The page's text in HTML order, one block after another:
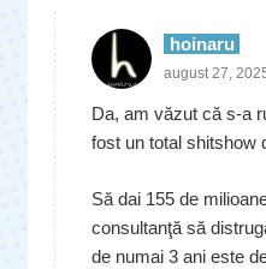
hoinaru
august 27,
Da, am văzut că s-a
fost un total shitshow
Să dai 155 de
consultanţă să
de numai 3 ani este